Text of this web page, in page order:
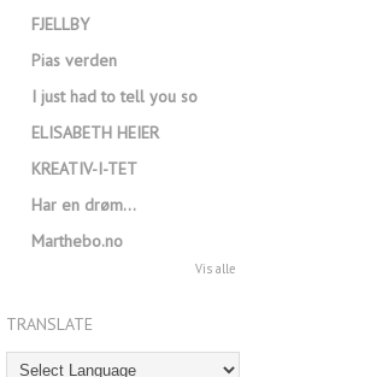
FJELLBY
Pias verden
I just had to tell you so
ELISABETH HEIER
KREATIV-I-TET
Har en drøm…
Marthebo.no
Vis alle
TRANSLATE